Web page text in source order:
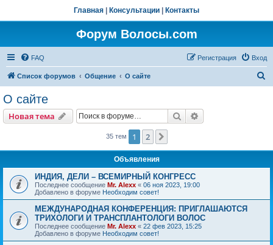
Главная Консультации Контакты
Форум Волосы.com
FAQ Вход
Регистрация
Список форумов Общение О сайте
О сайте
Новая тема Поиск
35 тем 1 2
Объявления
ИНДИЯ, ДЕЛИ – ВСЕМИРНЫЙ КОНГРЕСС
Последнее сообщение Mr. Alexx « 06 ноя 2023, 19:00
Добавлено в форуме Необходим совет!
МЕЖДУНАРОДНАЯ КОНФЕРЕНЦИЯ: ПРИГЛАШАЮТСЯ
ТРИХОЛОГИ И ТРАНСПЛАНТОЛОГИ ВОЛОС
Последнее сообщение Mr. Alexx « 22 фев 2023, 15:25
Добавлено в форуме Необходим совет!